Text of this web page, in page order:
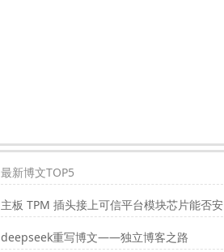
最新博文TOP5
主板 TPM 插头接上可信平台模块芯片能否安
装windwos11?
deepseek重写博文——独立博客之路